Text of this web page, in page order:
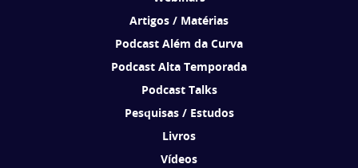
Artigos / Matérias
Podcast Além da Curva
Podcast Alta Temporada
Podcast Talks
Pesquisas / Estudos
Livros
Vídeos